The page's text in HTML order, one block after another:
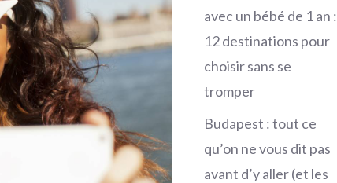
avec un bébé de 1 an :
12 destinations pour
choisir sans se
tromper
Budapest : tout ce
qu’on ne vous dit pas
avant d’y aller (et les